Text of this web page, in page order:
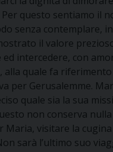
questo sentiamo il
senza contemplare,
il valore
intercedere, con
alla quale fa
per Gerusalemme.
quale sia la sua
non conserva
Maria, visitare la
sarà l’ultimo suo